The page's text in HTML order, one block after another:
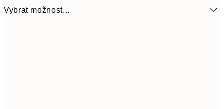
Vybrat možnost...